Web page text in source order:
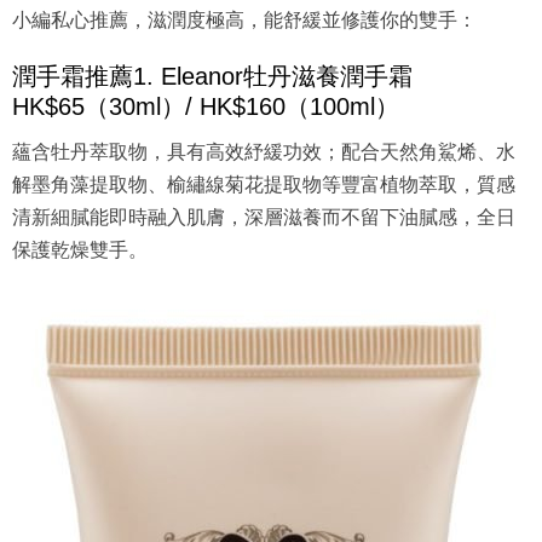
小編私心推薦，滋潤度極高，能舒緩並修護你的雙手：
潤手霜推薦1. Eleanor牡丹滋養潤手霜
HK$65（30ml）/ HK$160（100ml）
蘊含牡丹萃取物，具有高效紓緩功效；配合天然角鯊烯、水
解墨角藻提取物、榆繡線菊花提取物等豐富植物萃取，質感
清新細膩能即時融入肌膚，深層滋養而不留下油膩感，全日
保護乾燥雙手。